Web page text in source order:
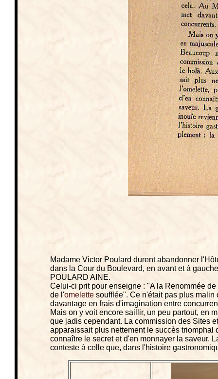
Madame Victor Poulard durent abandonner
dans la Cour du Boulevard, en avant et à
POULARD AINE.
Celui-ci prit pour enseigne : "A la Renommée
de l'omelette soufflée". Ce n'était pas plus malin
davantage en frais d'imagination entre
Mais on y voit encore saillir, un peu partout, en
que jadis cependant. La commission des Sites
apparaissait plus nettement le succès
connaître le secret et d'en monnayer la saveur.
conteste à celle que, dans l'histoire